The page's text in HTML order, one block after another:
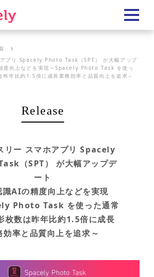
プリ Spacely Photo Task（SPT） が大幅アップ
度向上などを実現～Spacely Photo Task を使っ
昨年比約1.5倍に成長業務効率と品質向上を追求～
Release
リー スマホアプリ Spacely
（SPT） が大幅アップデ
ート
識AIの精度向上などを実現
Photo Task を使った通常
枚数は昨年比約1.5倍に成長
効率と品質向上を追求～